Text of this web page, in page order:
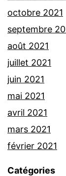
octobre 2021
septembre
août 2021
juillet 2021
juin 2021
mai 2021
avril 2021
mars 2021
février 2021
Catégories